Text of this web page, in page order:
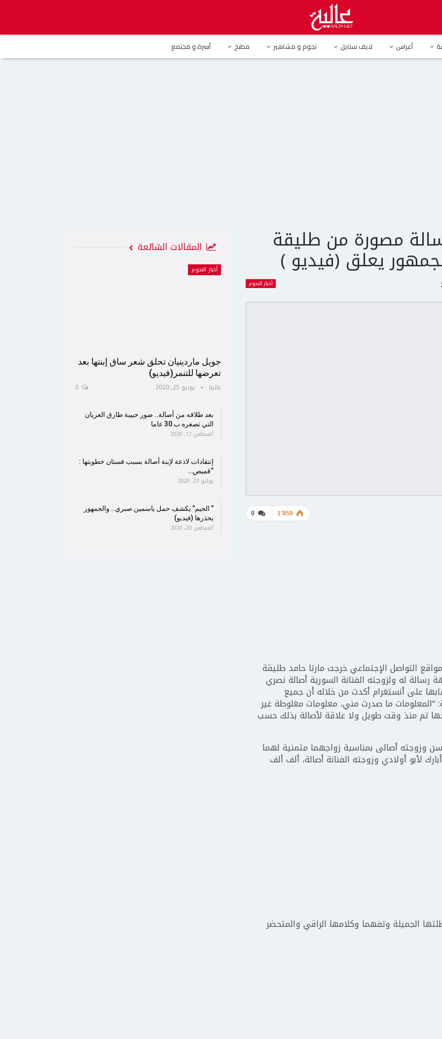
أعراس لايف ستايل نجوم و مشاهير مطبخ أسرة و مجتمع
رسالة مصورة من طليقة زوجها فائق حسن والجمهور يعلق (فيديو )
مصورة من طليقة
يعلق (فيديو )
أخبار النجوم
0 1٬859
التواصل الإجتماعي خرجت مارتا حامد طليقة
له ولزوجته الفنانة السورية أصالة نصري
على أنستغرام أكدت من خلاله أن جميع
“المعلومات ما صدرت مني، معلومات مغلوطة غير
تم منذ وقت طويل ولا علاقة لأصالة بذلك حسب
وزوجته أصالى بمناسبة زواجهما متمنية لهما
لأبو أولادي وزوجته الفنانة أصالة، ألف ألف
الجميلة وتفهما وكلامها الراقي والمتحضر
المقالات الشائعة
أخبار النجوم
جويل ماردينيان تحلق شعر ساق إبنتها بعد
تعرضها للتنمر(فيديو)
عالية يونيو 25, 2020
بعد طلاقه من أصالة.. صور حبيبة طارق العريان
التي تصغره ب 30 عاما
أغسطس 17, 2020
إنتقادات لاذعة لإبنة أصالة بسبب فستان خطوبتها :
“قميص…
يوليو 23, 2020
” الجيم” يكشف حمل ياسمين صبري.. والجمهور
يحذرها (فيديو)
أغسطس 20, 2020